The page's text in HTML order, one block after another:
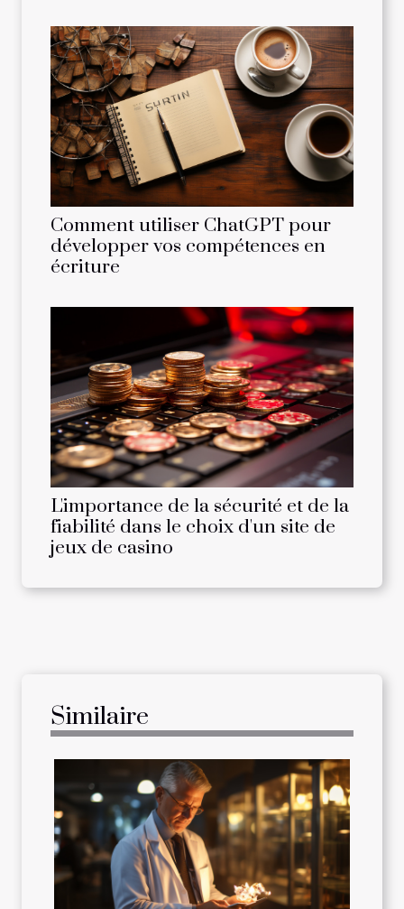
Comment utiliser ChatGPT pour
développer vos compétences en
écriture
L'importance de la sécurité et de la
fiabilité dans le choix d'un site de
jeux de casino
Similaire